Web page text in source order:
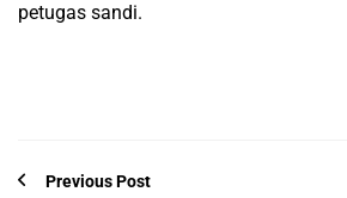
petugas sandi.
Previous Post